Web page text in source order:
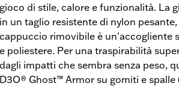
gioco di stile, calore e funzionalità. La
in un taglio resistente di nylon
cappuccio rimovibile è un'accogliente
e poliestere. Per una traspirabilità
dagli impatti che sembra senza peso,
D3O® Ghost™ Armor su gomiti e